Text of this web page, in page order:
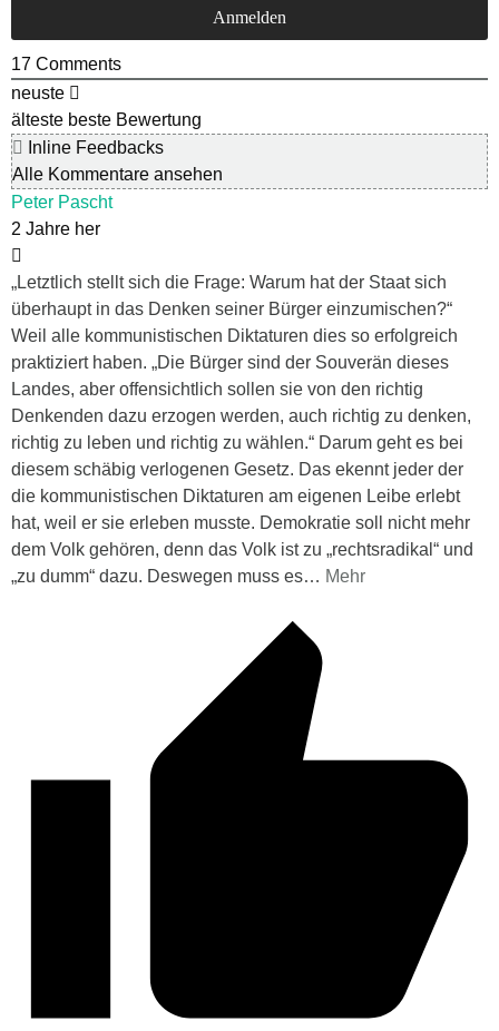
17 Comments
neuste
älteste beste Bewertung
Inline Feedbacks
Alle Kommentare ansehen
Peter Pascht
2 Jahre her
„Letztlich stellt sich die Frage: Warum hat der Staat sich
überhaupt in das Denken seiner Bürger einzumischen?“
Weil alle kommunistischen Diktaturen dies so erfolgreich
praktiziert haben. „Die Bürger sind der Souverän dieses
Landes, aber offensichtlich sollen sie von den richtig
Denkenden dazu erzogen werden, auch richtig zu denken,
richtig zu leben und richtig zu wählen.“ Darum geht es bei
diesem schäbig verlogenen Gesetz. Das ekennt jeder der
die kommunistischen Diktaturen am eigenen Leibe erlebt
hat, weil er sie erleben musste. Demokratie soll nicht mehr
dem Volk gehören, denn das Volk ist zu „rechtsradikal“ und
„zu dumm“ dazu. Deswegen muss es… Mehr